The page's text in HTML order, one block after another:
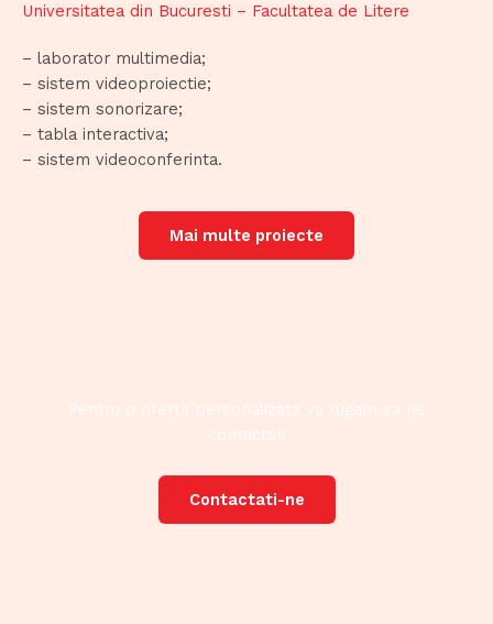
Universitatea din Bucuresti – Facultatea de Litere
– laborator multimedia;
– sistem videoproiectie;
– sistem sonorizare;
– tabla interactiva;
– sistem videoconferinta.
Mai multe proiecte
Pentru o oferta personalizata va rugam sa ne
contactati
Contactati-ne